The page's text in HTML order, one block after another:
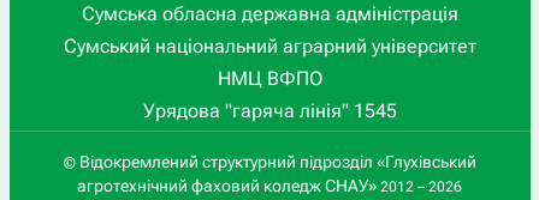
Сумська обласна державна адміністрація
Сумський національний аграрний університет
НМЦ ВФПО
Урядова "гаряча лінія" 1545
© Відокремлений структурний підрозділ «Глухівський
агротехнічний фаховий коледж СНАУ» 2012 – 2026